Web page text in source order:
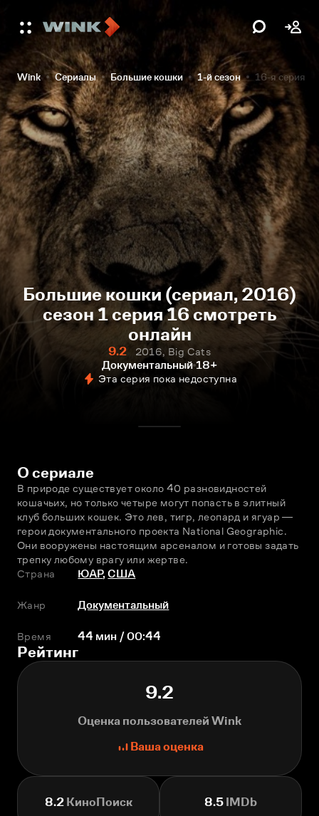
Wink Сериалы Большие кошки 1-й сезон 16-я серия
Большие кошки (сериал, 2016)
сезон 1 серия 16 смотреть
онлайн
9.2
2016, Big Cats
Документальный 18+
Эта серия пока недоступна
О сериале
В природе существует около 40 разновидностей
кошачьих, но только четыре могут попасть в элитный
клуб больших кошек. Это лев, тигр, леопард и ягуар ―
герои документального проекта National Geographic.
Они вооружены настоящим арсеналом и готовы задать
трeпку любому врагу или жертве.
Страна
ЮАР,США
Жанр Документальный
Время 44 мин / 00:44
Рейтинг
9.2
Оценка пользователей Wink
Ваша оценка
8.2КиноПоиск 8.5 IMDb